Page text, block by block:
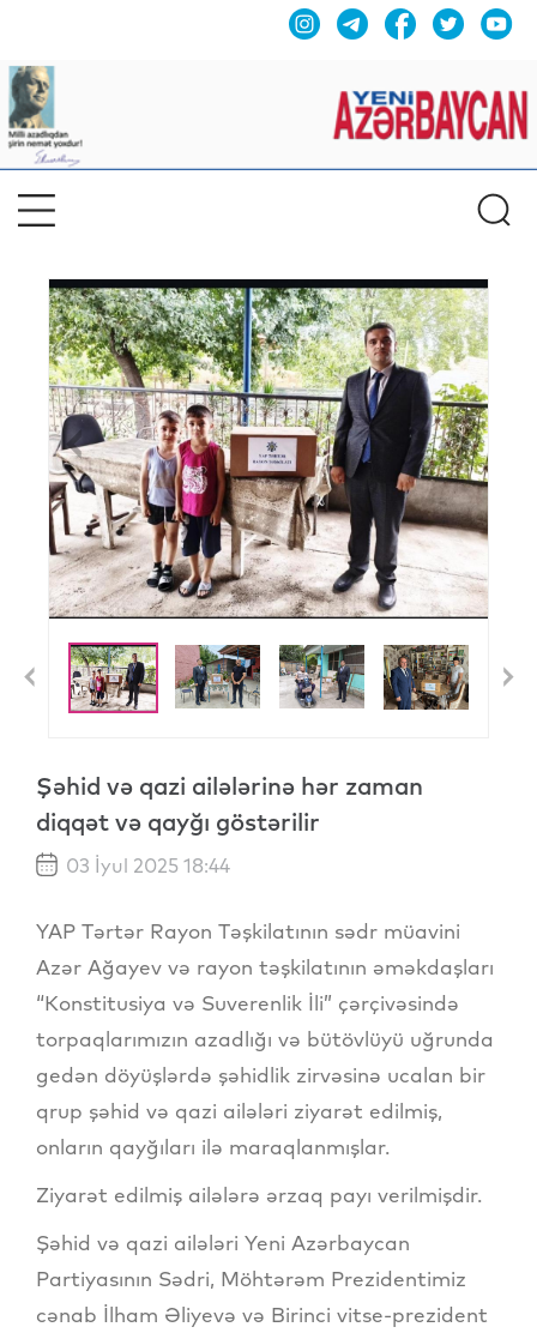
Previous
Previous
Şəhid və qazi ailələrinə hər zaman
diqqət və qayğı göstərilir
03 İyul 2025 18:44
YAP Tərtər Rayon Təşkilatının sədr müavini
Azər Ağayev və rayon təşkilatının əməkdaşları
“Konstitusiya və Suverenlik İli” çərçivəsində
torpaqlarımızın azadlığı və bütövlüyü uğrunda
gedən döyüşlərdə şəhidlik zirvəsinə ucalan bir
qrup şəhid və qazi ailələri ziyarət edilmiş,
onların qayğıları ilə maraqlanmışlar.
Ziyarət edilmiş ailələrə ərzaq payı verilmişdir.
Şəhid və qazi ailələri Yeni Azərbaycan
Partiyasının Sədri, Möhtərəm Prezidentimiz
cənab İlham Əliyevə və Birinci vitse-prezident